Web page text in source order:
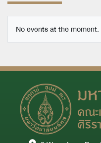
No events at the moment.